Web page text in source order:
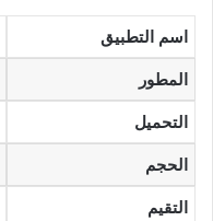
اسم التطبيق
المطور
التحميل
الحجم
التقيم